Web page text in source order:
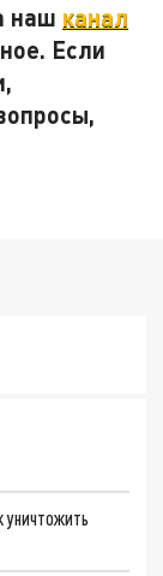
наш канал
Если
уничтожить